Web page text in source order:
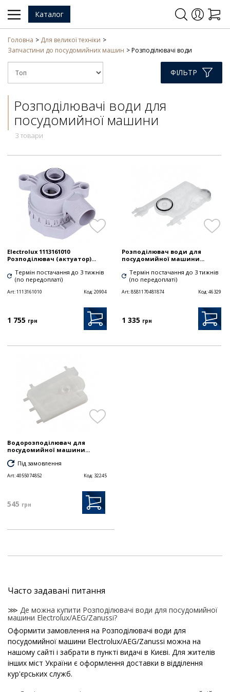
Каталог
Головна
Для великої техніки
Запчастини до посудомийних машин
Розподілювачі води
ФІЛЬТР
Розподілювачі води для
посудомийної машини
3 товари
Electrolux 1113161010
Розподілювач (актуатор)...
Термін постачання до 3 тижнів
(по передоплаті)
Art:1113161010 Код:20904
1 755 грн
Розподілювач води для
посудомийної машини...
Термін постачання до 3 тижнів
(по передоплаті)
Art:8581170481874 Код:46329
1 335 грн
Водорозподілювач для
посудомийної машини...
Під замовлення
Art:4055074852 Код: 32245
545 грн
Часто задавані питання
⋙ Де можна купити Розподілювачі води для посудомийної
машини Electrolux/AEG/Zanussi?
Оформити замовлення на Розподілювачі води для
посудомийної машини Electrolux/AEG/Zanussi можна на
нашому сайті і забрати в пункті видачі в Києві. Для жителів
інших міст України є оформлення доставки в відділення
кур'єрських служб.